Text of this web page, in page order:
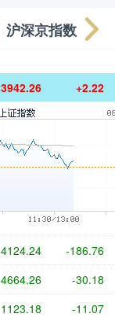
沪深京指数
3942.26 +2.22
-186.76
4664.26 -30.18
1123.18 -11.07